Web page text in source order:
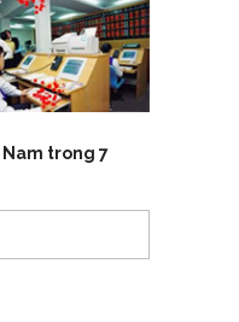
Nam trong 7